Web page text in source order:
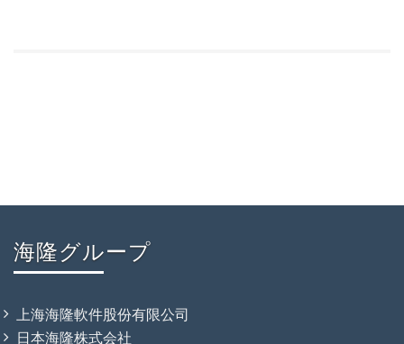
海隆グループ
上海海隆軟件股份有限公司
日本海隆株式会社